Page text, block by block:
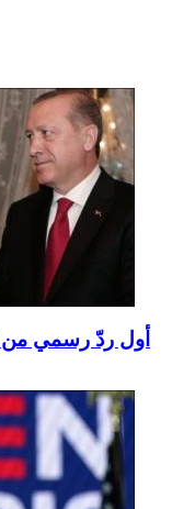
أول ردّ رسمي من